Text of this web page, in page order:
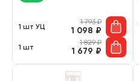
1 шт УЦ
1 793₽
1 098 ₽
1 шт
1 829₽
1 679 ₽